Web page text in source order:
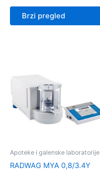
Brzi pregled
Apoteke i galenske laboratorije
RADWAG MYA 0,8/3.4Y